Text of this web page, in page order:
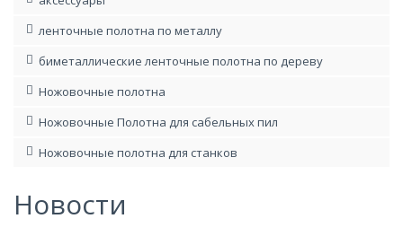
ленточные полотна по металлу
биметаллические ленточные полотна по дереву
Ножовочные полотна
Ножовочные Полотна для сабельных пил
Ножовочные полотна для станков
Новости